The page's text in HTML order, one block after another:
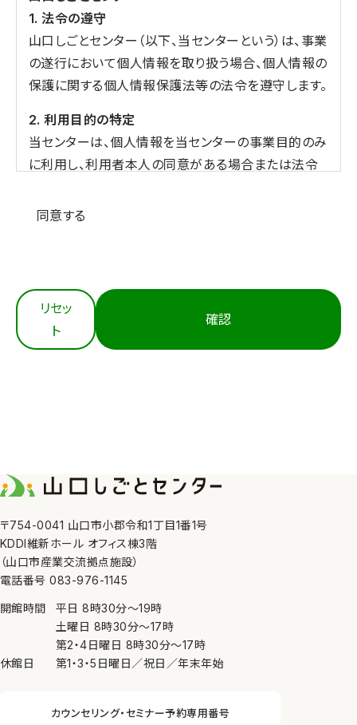
1. 法令の遵守
山口しごとセンター（以下、当センターという）は、事業
の遂行において個人情報を取り扱う場合、個人情報の
保護に関する個人情報保護法等の法令を遵守します。
2. 利用目的の特定
当センターは、個人情報を当センターの事業目的のみ
に利用し、利用者本人の同意がある場合または法令
3. 適切な取得
4. 内容の正確性の確保
当センターは、利用目的の達成に必要な範囲におい
て、個人情報を正確かつ最新の内容に保つよう努めま
す。
6. 第三者への提供
当センターは、①利用者本人の同意がある場合、②法
令の定める場合、③人の生命、身体又は財産の保護の
の健全な育成の推進のために特に必要がある場合
（③、④については本人の同意を得ることが困難であ
るとき）を除き、個人情報を第三者に提供しません。
当センターは、個人情報の保護を図るため、内部規則
同意する
リセッ
ト
確認
〒754-0041 山口市小郡令和1丁目1番1号
KDDI維新ホール オフィス棟3階
（山口市産業交流拠点施設）
電話番号 083-976-1145
開館時間 平日8時30分〜19時
土曜日 8時30分〜17時
第2・4日曜日 8時30分〜17時
休館日
第1・3・5日曜日／祝日／年末年始
カウンセリング・セミナー予約専用番号